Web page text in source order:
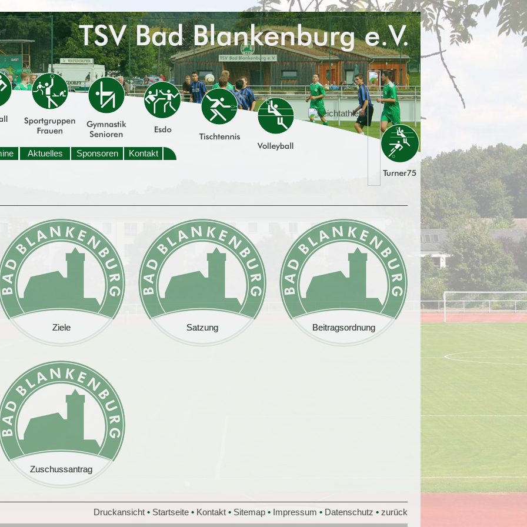
Aktuelles Sponsoren Kontakt
Ziele
Ziele Satzung
Satzung Beitragsordnung
Beitragsordnung
Zuschussantrag
Zuschussantrag
Druckansicht • Startseite • Kontakt • Sitemap • Impressum • Datenschutz • zurück